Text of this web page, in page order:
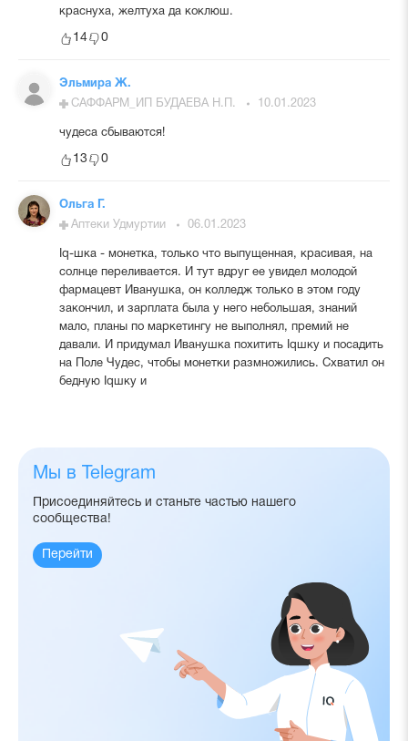
краснуха, желтуха да коклюш.
14 0
Эльмира Ж.
САФФАРМ_ИП БУДАЕВА Н.П.
10.01.2023
чудеса сбываются!
13 0
Ольга Г.
Аптеки Удмуртии
06.01.2023
Iq-шка - монетка, только что выпущенная, красивая, на
солнце переливается. И тут вдруг ее увидел молодой
фармацевт Иванушка, он колледж только в этом году
закончил, и зарплата была у него небольшая, знаний
мало, планы по маркетингу не выполнял, премий не
давали. И придумал Иванушка похитить Iqшку и посадить
на Поле Чудес, чтобы монетки размножились. Схватил он
бедную Iqшку и
Мы в Telegram
Присоединяйтесь и станьте частью нашего
сообщества!
Перейти